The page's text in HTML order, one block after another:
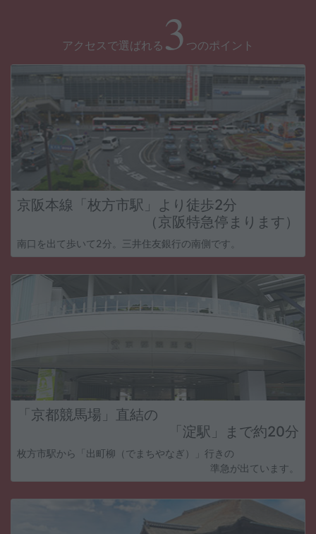
アクセスで選ばれる 3 つのポイント
京阪本線「枚方市駅」より徒歩2分
（京阪特急停まります）
南口を出て歩いて2分。三井住友銀行の南側です。
「京都競馬場」直結の
「淀駅」まで約20分
枚方市駅から「出町柳（でまちやなぎ）」行きの
準急が出ています。